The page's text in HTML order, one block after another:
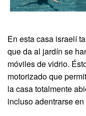
En esta casa israelí
que da al jardín se
móviles de vidrio.
motorizado que
la casa totalmente
incluso adentrarse